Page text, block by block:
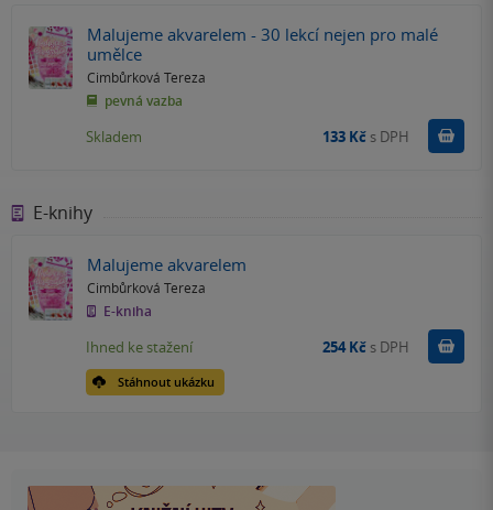
Malujeme akvarelem - 30 lekcí nejen pro malé
umělce
Cimbůrková Tereza
pevná vazba
Skladem 133 Kč s DPH
E-knihy
Malujeme akvarelem
Cimbůrková Tereza
E-kniha
Stáhnout ukázku
Ihned ke stažení 254 Kč s DPH Koupit